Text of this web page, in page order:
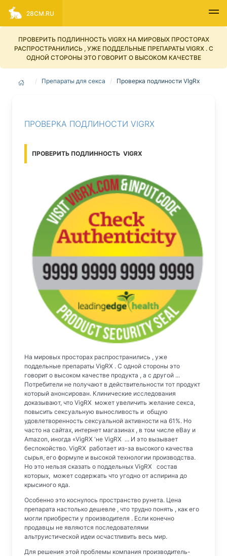
ПРОВЕРИТЬ ПОДЛИННОСТЬ VIGRX НА МИРОВЫХ ПРОСТОРАХ
РАСПРОСТРАНИЛИСЬ , УЖЕ ПОДДЕЛЬНЫЕ ПРЕПАРАТЫ VIGRX . С
ОДНОЙ СТОРОНЫ ЭТО ГОВОРИТ О ВЫСОКОМ КАЧЕСТВЕ
28CM.RU
Препараты для секса Проверка подлиности VIgRx
ПРОВЕРКА ПОДЛИНОСТИ VIGRX
ПРОВЕРИТЬ ПОДЛИННОСТЬ VIGRX
На мировых просторах распространились , уже
поддельные препараты VigRX . С одной стороны это
говорит о высоком качестве продукта , а с другой ...
Потребители не получают в действительности тот продукт
который анонсирован. Клинические исследования
доказывают, что VigRX может увеличить желание секса,
повысить сексуальную выносливость и общую
удовлетворенность сексуальной активности на 61%. Но
часто на сайтах, интернет магазинах , в том числе eBay и
Amazon, иногда «VigRX 'не VigRX ... И это вызывает
беспокойство. VigRX работает из-за высокого качества
сырья, его формуле и высокой технологии производства.
Но это нельзя сказать о поддельных VigRX состав
которых, может содержать что угодно от аспирина до
крысиного яда.
Особенно это коснулось пространство рунета. Цена
препарата настолько дешевле , что трудно понять , как его
могли приобрести у производителя . Если конечно
продавцы не являются последователями
альтруистической идеи осчастливить весь мир.
Для решения этой проблемы компания производитель-